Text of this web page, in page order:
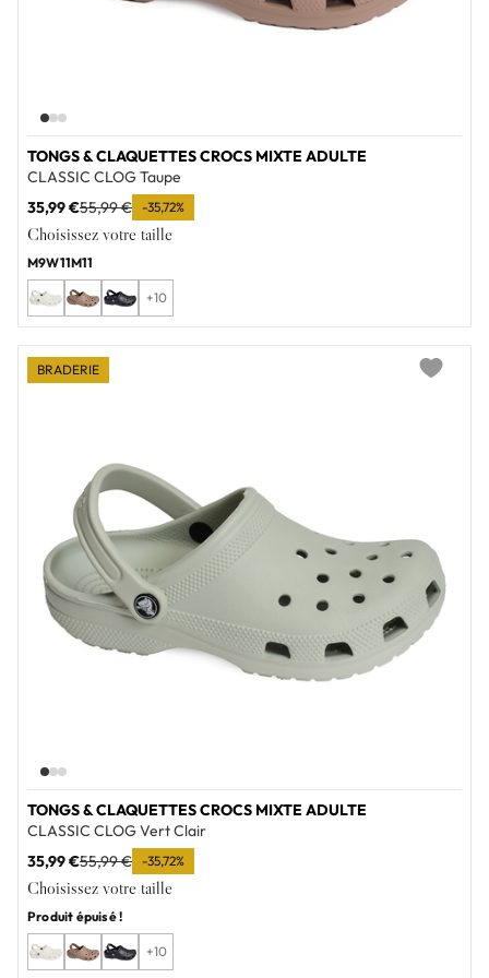
TONGS & CLAQUETTES CROCS MIXTE ADULTE
CLASSIC CLOG Taupe
35,99 €55,99 € -35,72%
Choisissez votre taille
M9W11M11
+10
TONGS & CLAQUETTES CROCS MIXTE ADULTE
CLASSIC CLOG Vert Clair
35,99 €55,99 € -35,72%
Choisissez votre taille
Produit épuisé !
+10
BRADERIE